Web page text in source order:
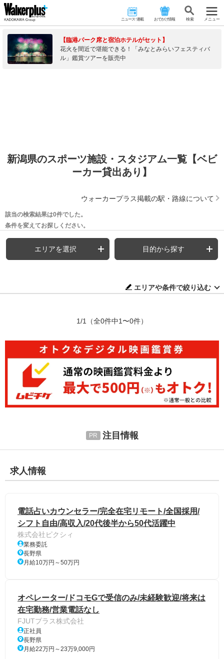
ニュース･連載 おでかけ情報 検 索 メニュー
【臨港パーク席と宿泊ホテルがセット】
花火を間近で堪能できる！「みなとみらいフェスティバ
ル」鑑賞ツアーを販売中
新潟県のスポーツ施設・スタジアム一覧【ベビ
ーカー貸出あり】
ウォーカープラス掲載の駅・路線について
該当の検索結果は0件でした。
条件を変えてお探しください。
エリアを選択 目的から探す
エリアや条件で絞り込む
1/1 （全0件中1〜0件）
注目情報
求人情報
電話占いカウンセラー/完全在宅リモート/全国採用/
シフト自由/高収入/20代後半から50代活躍中
株式会社ピクシィ
業務委託
長野県
月給10万円～50万円
オペレーター/ドコモGで受信のみ/未経験歓迎/将来は
在宅勤務/営業電話なし
FJUTプラス株式会社
正社員
長野県
月給22万円～23万9,000円